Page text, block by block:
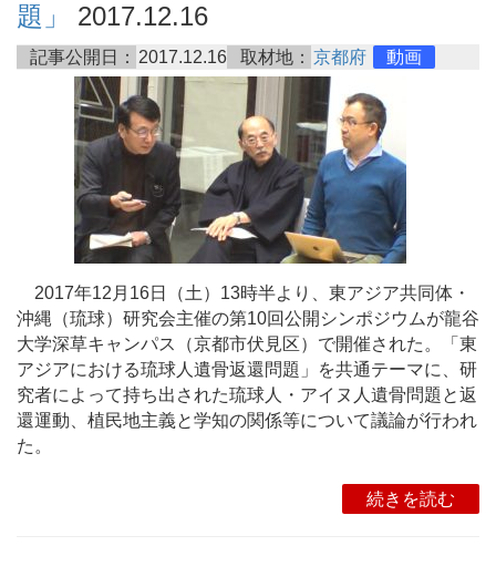
題」
2017.12.16
記事公開日： 2017.12.16 取材地： 京都府 動画
2017年12月16日（土）13時半より、東アジア共同体・
沖縄（琉球）研究会主催の第10回公開シンポジウムが龍谷
大学深草キャンパス（京都市伏見区）で開催された。「東
アジアにおける琉球人遺骨返還問題」を共通テーマに、研
究者によって持ち出された琉球人・アイヌ人遺骨問題と返
還運動、植民地主義と学知の関係等について議論が行われ
た。
続きを読む